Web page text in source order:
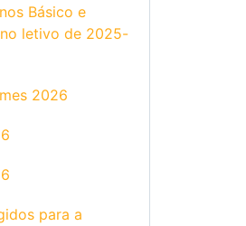
Básico e
letivo de 2025-
2026
para a